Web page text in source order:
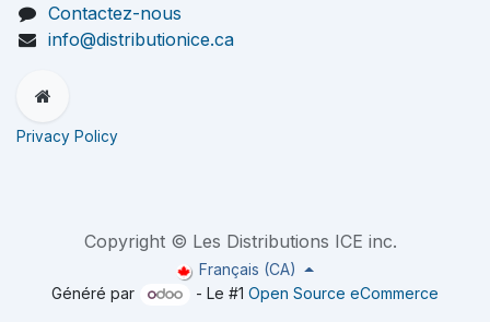
Contactez-nous
info@distributionice.ca
Privacy Policy
Copyright © Les Distributions ICE inc.
Français (CA)
Généré par
- Le #1Open Source eCommerce